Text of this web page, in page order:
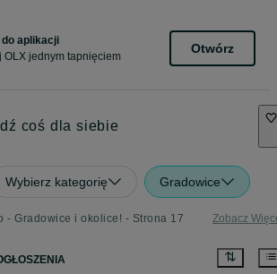
do aplikacji
OLX jednym tapnięciem
Otwórz
coś dla siebie
Wybierz kategorię Gradowice
- Gradowice i okolice! - Strona 17 Zobacz